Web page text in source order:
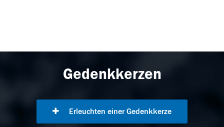
Gedenkkerzen
Erleuchten einer Gedenkkerze